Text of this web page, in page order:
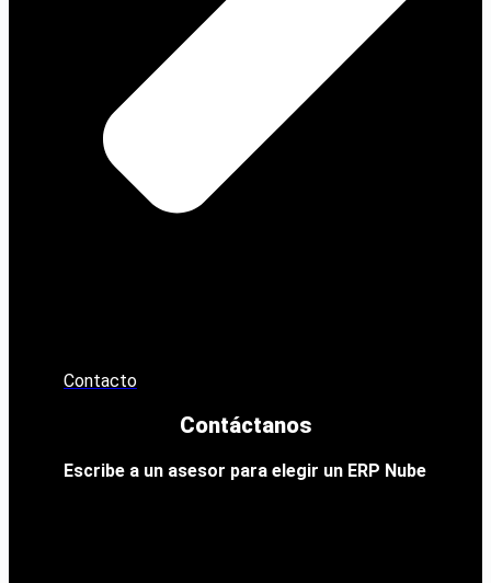
Contacto
Contáctanos
Escribe a un asesor para elegir un ERP Nube